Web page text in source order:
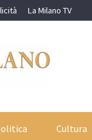
La Milano TV
Cultura